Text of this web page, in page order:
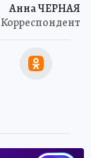
Анна ЧЕРНАЯ
Корреспондент